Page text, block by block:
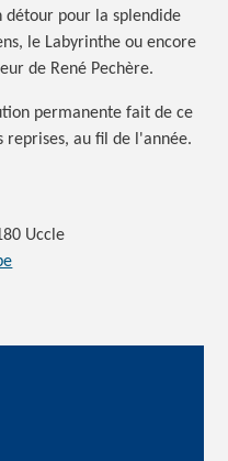
détour pour la splendide
le Labyrinthe ou encore
de René Pechère.
permanente fait de ce
reprises, au fil de l'année.
Uccle